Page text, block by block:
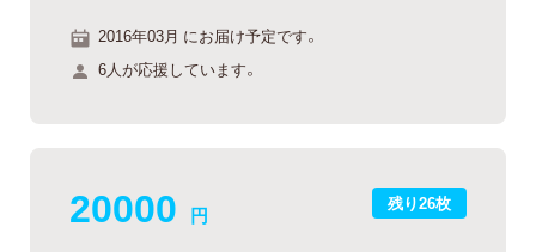
2016年03月 にお届け予定です。
6人が応援しています。
残り26枚
20000 円